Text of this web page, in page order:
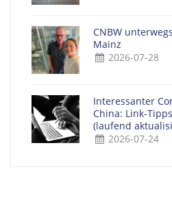
CNBW
Mainz
2026-07-28
Interessanter
China: Link-
(laufend
2026-07-24